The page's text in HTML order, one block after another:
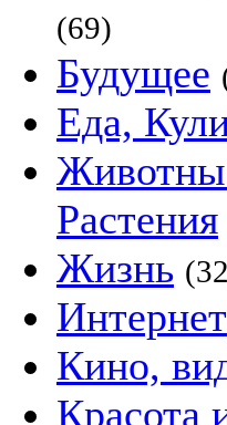
(69)
Будущее
Еда,
Растения
Жизнь
Интернет
Кино,
Красота